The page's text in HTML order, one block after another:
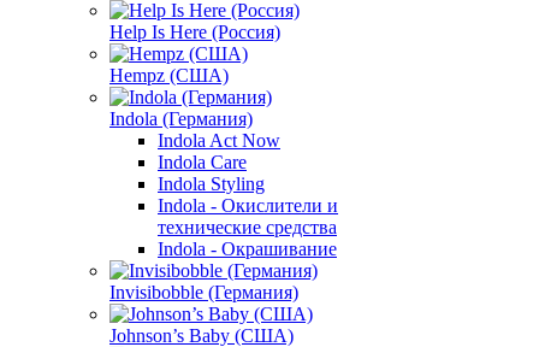
Help Is Here (Россия)
Hempz (США)
Indola (Германия)
Indola Act Now
Indola Care
Indola Styling
Indola - Окислители и
технические средства
Indola - Окрашивание
Invisibobble (Германия)
Johnson’s Baby (США)